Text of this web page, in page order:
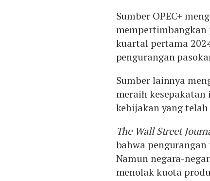
Sumber OPEC+
mempertimbangkan
kuartal pertama
pengurangan
Sumber lainnya
meraih
kebijakan yang
The Wall Street
bahwa
Namun negara-
menolak kuota